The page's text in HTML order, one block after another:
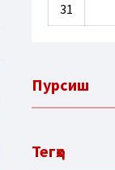
31
Пурсиш
Тегҳо